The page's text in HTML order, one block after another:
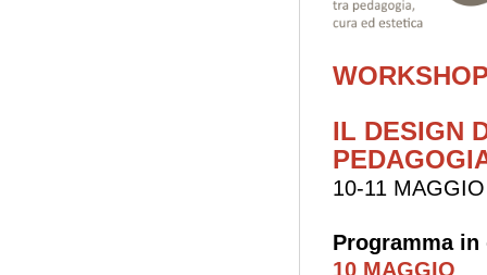
IL DESIGN
10-11
Programma
10 MAGGIO